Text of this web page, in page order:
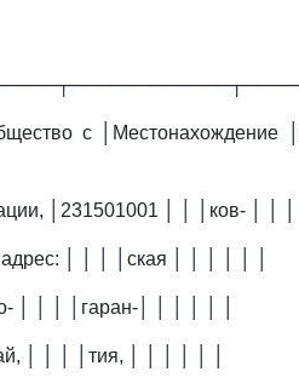
с
│231501001 │ │ │ков- │ │ │
│ │ │ │ская │ │ │ │ │ │
│ │ │ │гаран-│ │ │ │ │ │
│ │ │ │тия, │ │ │ │ │ │